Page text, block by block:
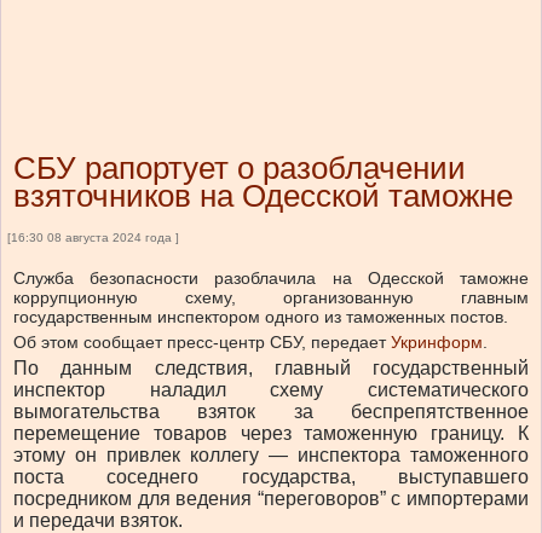
СБУ рапортует о разоблачении
взяточников на Одесской таможне
[16:30 08 августа 2024 года ]
Служба безопасности разоблачила на Одесской таможне
коррупционную схему, организованную главным
государственным инспектором одного из таможенных постов.
Об этом сообщает пресс-центр СБУ, передаетУкринформ.
По данным следствия, главный государственный
инспектор наладил схему систематического
вымогательства взяток за беспрепятственное
перемещение товаров через таможенную границу. К
этому он привлек коллегу — инспектора таможенного
поста соседнего государства, выступавшего
посредником для ведения “переговоров” с импортерами
и передачи взяток.